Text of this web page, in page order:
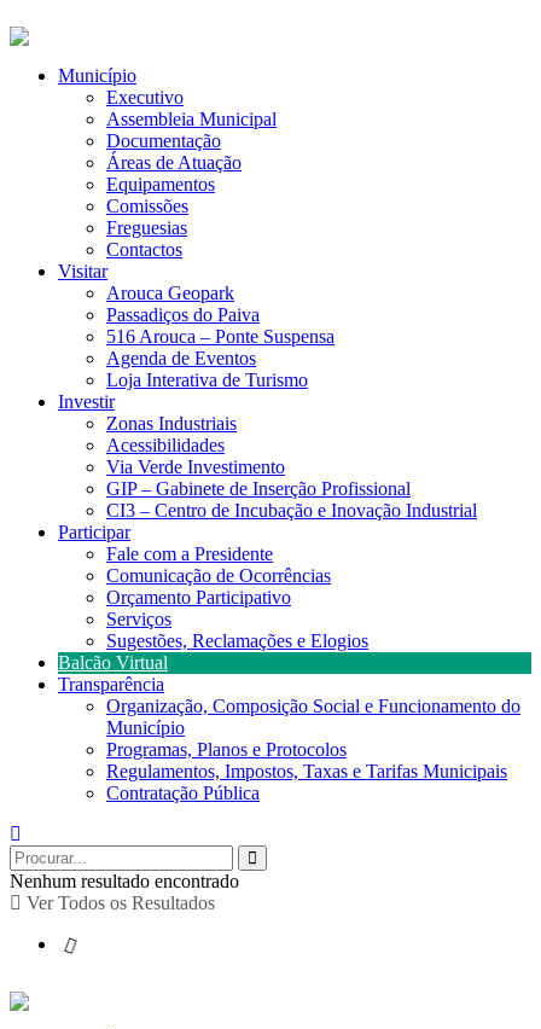
Município
Executivo
Assembleia Municipal
Documentação
Áreas de Atuação
Equipamentos
Comissões
Freguesias
Contactos
Visitar
Arouca Geopark
Passadiços do Paiva
516 Arouca – Ponte Suspensa
Agenda de Eventos
Loja Interativa de Turismo
Investir
Zonas Industriais
Acessibilidades
Via Verde Investimento
GIP – Gabinete de Inserção Profissional
CI3 – Centro de Incubação e Inovação Industrial
Participar
Fale com a Presidente
Comunicação de Ocorrências
Orçamento Participativo
Serviços
Sugestões, Reclamações e Elogios
Balcão Virtual
Transparência
Organização, Composição Social e Funcionamento do
Município
Programas, Planos e Protocolos
Regulamentos, Impostos, Taxas e Tarifas Municipais
Contratação Pública
Nenhum resultado encontrado
Ver Todos os Resultados